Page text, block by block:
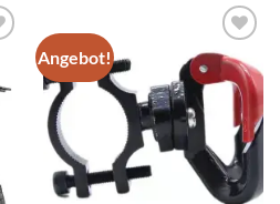
Angebot!
Auf die
Wunschliste